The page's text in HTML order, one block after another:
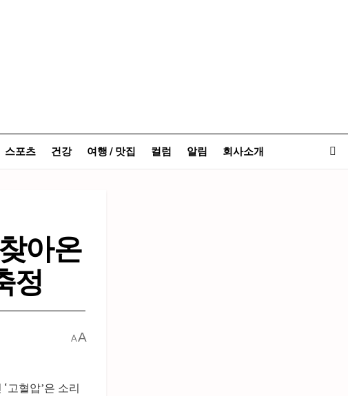
스포츠 건강 여행 / 맛집 컬럼 알림 회사소개
아온
정
AA
고혈압’은 소리